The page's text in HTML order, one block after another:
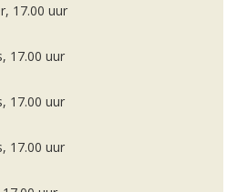
17.00 uur
17.00 uur
17.00 uur
17.00 uur